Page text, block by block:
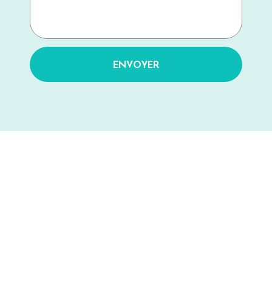
ENVOYER